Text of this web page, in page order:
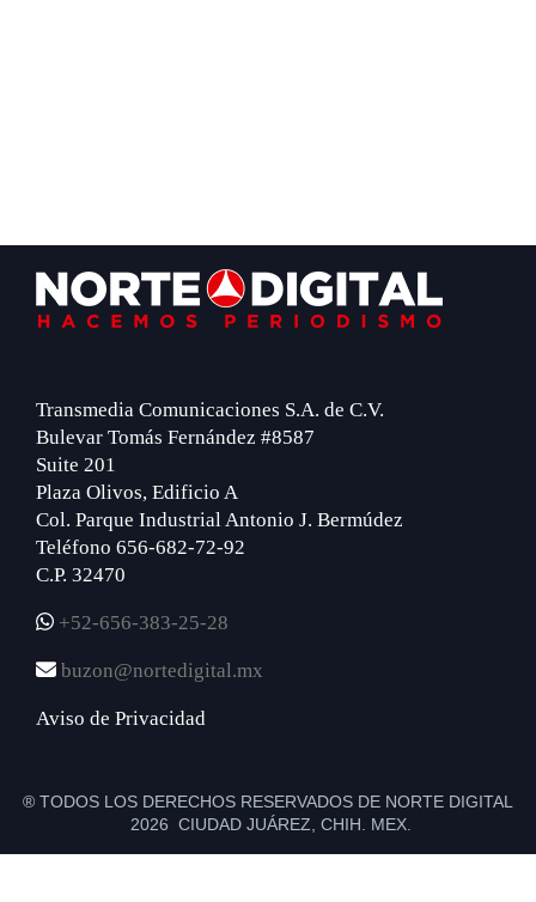
Footer
Transmedia Comunicaciones S.A. de C.V.
Bulevar Tomás Fernández #8587
Suite 201
Plaza Olivos, Edificio A
Col. Parque Industrial Antonio J. Bermúdez
Teléfono 656-682-72-92
C.P. 32470
+52-656-383-25-28
buzon@nortedigital.mx
Aviso de Privacidad
® TODOS LOS DERECHOS RESERVADOS DE NORTE DIGITAL
2026 CIUDAD JUÁREZ, CHIH. MEX.